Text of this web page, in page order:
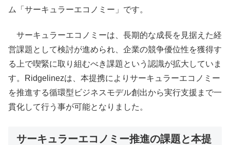
ム「サーキュラーエコノミー」です。
サーキュラーエコノミーは、長期的な成長を見据えた経
営課題として検討が進められ、企業の競争優位性を獲得す
る上で喫緊に取り組むべき課題という認識が拡大していま
す。Ridgelinezは、本提携によりサーキュラーエコノミー
を推進する循環型ビジネスモデル創出から実行支援まで一
貫化して行う事が可能となりました。
サーキュラーエコノミー推進の課題と本提